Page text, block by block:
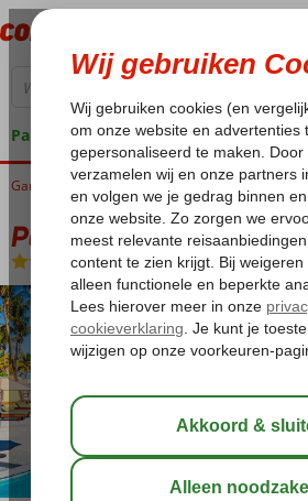
Pakketgarantie
Home
Gambia West Gambia Kotu Palm Beach Resort
Palm Beach Resort
Logies en ontbijt-Hotel